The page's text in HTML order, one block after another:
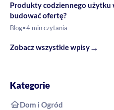
Produkty codziennego
budować ofertę?
Blog•4 min czytania
Zobacz wszystkie wpisy→
Kategorie
Dom i Ogród